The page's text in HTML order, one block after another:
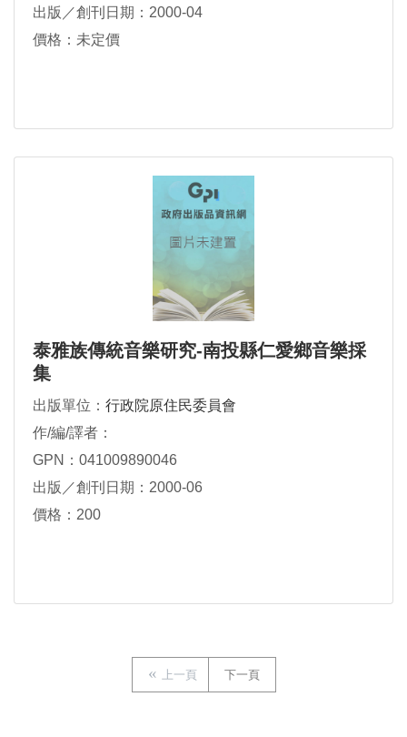
出版／創刊日期：2000-04
價格：未定價
泰雅族傳統音樂研究-南投縣仁愛鄉音樂採
集
出版單位： 行政院原住民委員會
作/編/譯者：
GPN：041009890046
出版／創刊日期：2000-06
價格：200
上一頁 下一頁